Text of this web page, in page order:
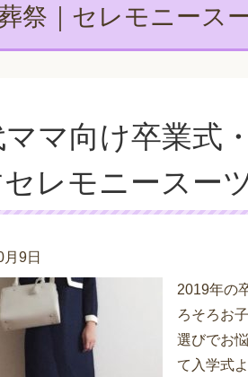
葬祭｜セレモニース
マ向け卒業式
レモニースー
9日
2019年の
ろそろお
選びでお
て入学式